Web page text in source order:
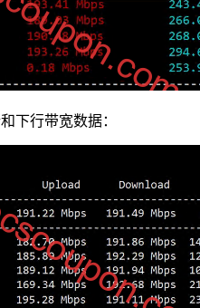
下行带宽数据：